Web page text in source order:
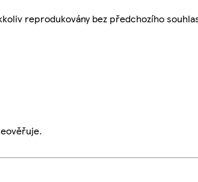
reprodukovány bez předchozího